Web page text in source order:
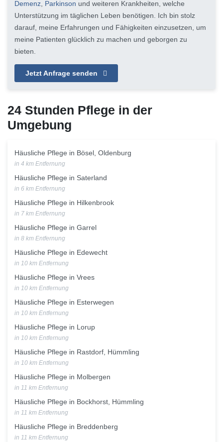
Demenz Parkinson und weiteren Krankheiten, welche
Unterstützung im täglichen Leben benötigen. Ich bin stolz
darauf, meine Erfahrungen und Fähigkeiten einzusetzen, um
meine Patienten glücklich zu machen und geborgen zu
bieten.
Jetzt Anfrage senden
24 Stunden Pflege in der
Umgebung
Häusliche Pflege in Bösel, Oldenburg
in 4 km Entfernung
Häusliche Pflege in Saterland
in 6 km Entfernung
Häusliche Pflege in Hilkenbrook
in 7 km Entfernung
Häusliche Pflege in Garrel
in 8 km Entfernung
Häusliche Pflege in Edewecht
in 10 km Entfernung
Häusliche Pflege in Vrees
in 10 km Entfernung
Häusliche Pflege in Esterwegen
in 10 km Entfernung
Häusliche Pflege in Lorup
in 10 km Entfernung
Häusliche Pflege in Rastdorf, Hümmling
in 10 km Entfernung
Häusliche Pflege in Molbergen
in 11 km Entfernung
Häusliche Pflege in Bockhorst, Hümmling
in 11 km Entfernung
Häusliche Pflege in Breddenberg
in 11 km Entfernung